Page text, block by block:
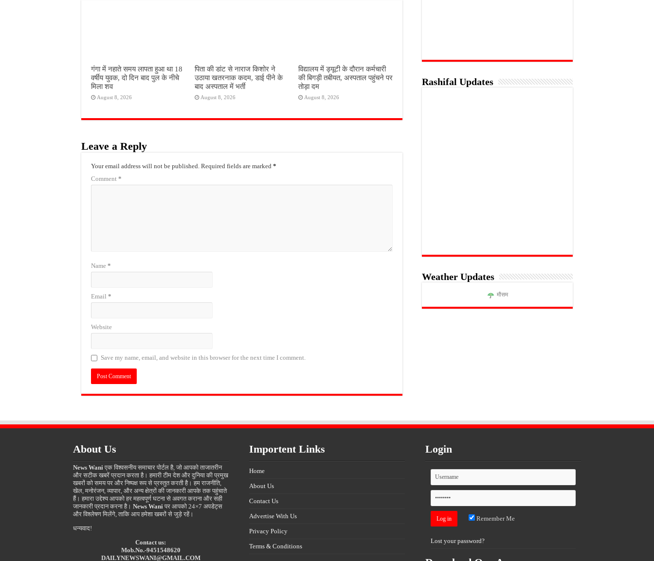
गंगा में नहाते समय लापता हुआ था 18
वर्षीय युवक, दो दिन बाद पुल के नीचे
मिला शव
August 8, 2026
पिता की डांट से नाराज किशोर ने
उठाया खतरनाक कदम, डाई पीने के
बाद अस्पताल में भर्ती
August 8, 2026
विद्यालय में ड्यूटी के दौरान कर्मचारी
की बिगड़ी तबीयत, अस्पताल पहुंचने पर
तोड़ा दम
August 8, 2026
Leave a Reply
Your email address will not be published. Required fields are marked *
Comment *
Name *
Email *
Website
Save my name, email, and website in this browser for the next time I comment.
Rashifal Updates
Weather Updates
मौसम
About Us
News Waniएक विश्वसनीय समाचार पोर्टल है, जो आपको ताजातरीन
और सटीक खबरें प्रदान करता है। हमारी टीम देश और दुनिया की प्रमुख
खबरों को समय पर और निष्पक्ष रूप से प्रस्तुत करती है। हम राजनीति,
खेल, मनोरंजन, व्यापार, और अन्य क्षेत्रों की जानकारी आपके तक पहुंचाते
हैं। हमारा उद्देश्य आपको हर महत्वपूर्ण घटना से अवगत कराना और सही
जानकारी प्रदान करना है। News Waniपर आपको 24×7 अपडेट्स
और विश्लेषण मिलेंगे, ताकि आप हमेशा खबरों से जुड़े रहें।
धन्यवाद!
Contact us:
Mob.No.-9451548620
DAILYNEWSWANI@GMAIL.COM
Importent Links
Home
About Us
Contact Us
Advertise With Us
Privacy Policy
Terms & Conditions
Login
Remember Me
Lost your password?